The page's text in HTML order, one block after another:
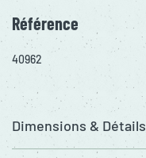
Référence
40962
Dimensions & Détails